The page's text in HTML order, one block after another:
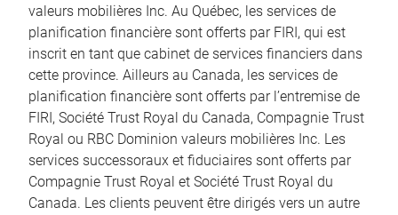
valeurs mobilières Inc. Au Québec, les services de
planification financière sont offerts par FIRI, qui est
inscrit en tant que cabinet de services financiers dans
cette province. Ailleurs au Canada, les services de
planification financière sont offerts par l’entremise de
FIRI, Société Trust Royal du Canada, Compagnie Trust
Royal ou RBC Dominion valeurs mobilières Inc. Les
services successoraux et fiduciaires sont offerts par
Compagnie Trust Royal et Société Trust Royal du
Canada. Les clients peuvent être dirigés vers un autre